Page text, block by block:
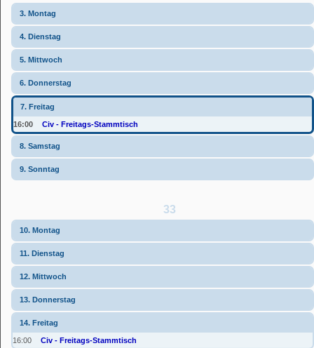
3. Montag
4. Dienstag
5. Mittwoch
6. Donnerstag
7. Freitag
16:00 Civ - Freitags-Stammtisch
8. Samstag
9. Sonntag
33
10. Montag
11. Dienstag
12. Mittwoch
13. Donnerstag
14. Freitag
16:00 Civ - Freitags-Stammtisch